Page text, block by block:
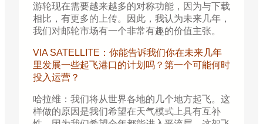
游轮现在需要越来越多的对称功能，因为与下载
相比，有更多的上传。因此，我认为未来几年，
我们对邮轮市场有一个非常有趣的价值主张。
VIA SATELLITE：你能告诉我们你在未来几年
里发展一些起飞港口的计划吗？第一个可能何时
投入运营？
哈拉维：我们将从世界各地的几个地方起飞。这
样做的原因是我们希望在天气模式上具有互补